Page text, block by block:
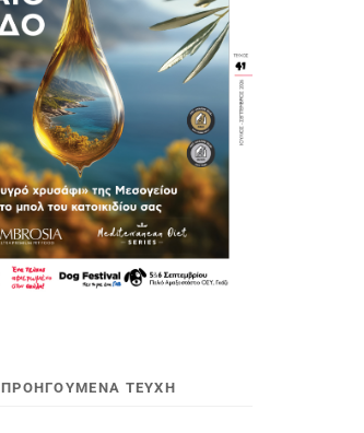
ΠΡΟΗΓΟΥΜΕΝΑ ΤΕΥΧΗ